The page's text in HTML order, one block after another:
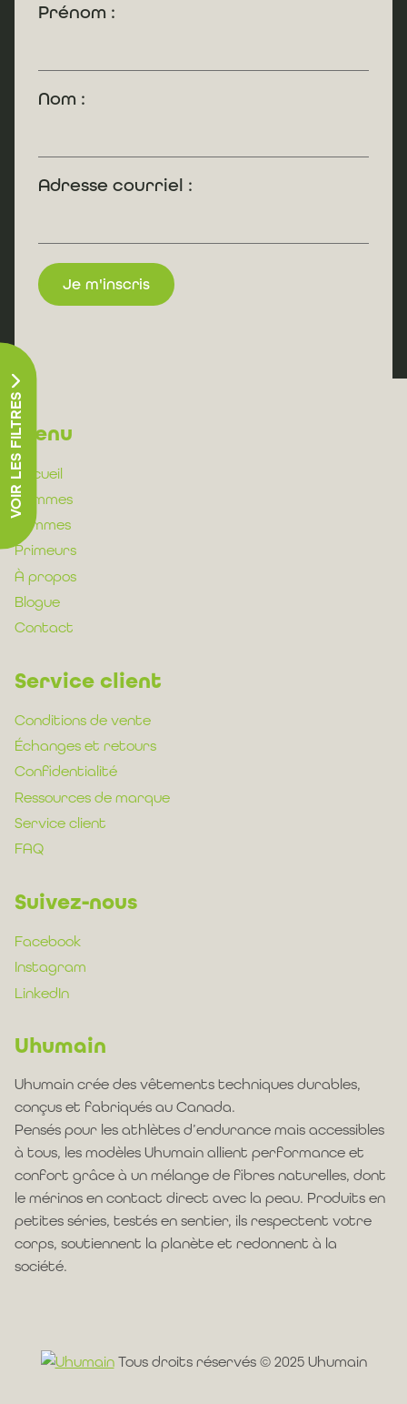
Prénom :
Nom :
Adresse courriel :
Menu
Accueil
Hommes
Femmes
Primeurs
À propos
Blogue
Contact
Service client
Conditions de vente
Échanges et retours
Confidentialité
Ressources de marque
Service client
FAQ
Suivez-nous
Facebook
Instagram
LinkedIn
Uhumain
Uhumain crée des vêtements techniques durables,
conçus et fabriqués au Canada.
Pensés pour les athlètes d’endurance mais accessibles
à tous, les modèles Uhumain allient performance et
confort grâce à un mélange de fibres naturelles, dont
le mérinos en contact direct avec la peau. Produits en
petites séries, testés en sentier, ils respectent votre
corps, soutiennent la planète et redonnent à la
société.
Tous droits réservés © 2025 Uhumain
VOIR LES FILTRES